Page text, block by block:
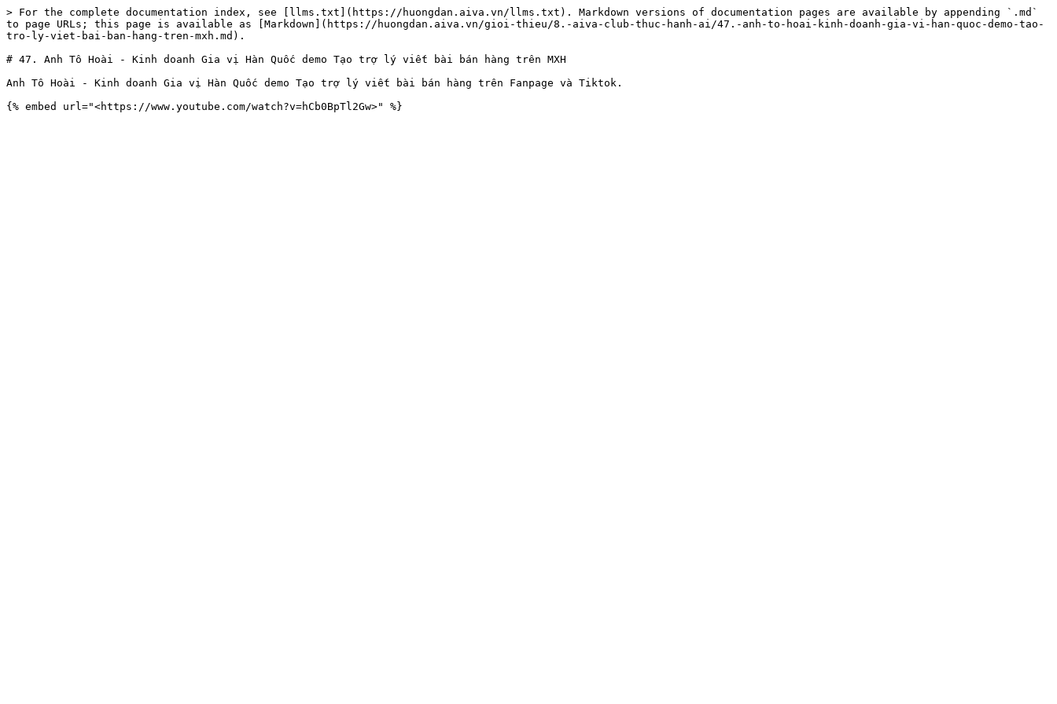
> For the complete documentation index, see [llms.txt](https://huongdan.aiva.vn/llms.txt). Markdown versions of documentation pages are available by appending `.md`
to page URLs; this page is available as [Markdown](https://huongdan.aiva.vn/gioi-thieu/8.-aiva-club-thuc-hanh-ai/47.-anh-to-hoai-kinh-doanh-gia-vi-han-quoc-demo-tao-
tro-ly-viet-bai-ban-hang-tren-mxh.md).
# 47. Anh Tô Hoài - Kinh doanh Gia vị Hàn Quốc demo Tạo trợ lý viết bài bán hàng trên MXH
Anh Tô Hoài - Kinh doanh Gia vị Hàn Quốc demo Tạo trợ lý viết bài bán hàng trên Fanpage và Tiktok.